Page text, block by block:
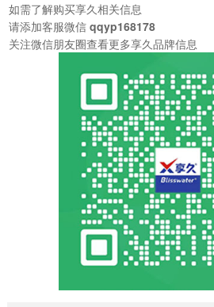
如需了解购买享久相关信息
请添加客服微信 qqyp168178
关注微信朋友圈查看更多享久品牌信息